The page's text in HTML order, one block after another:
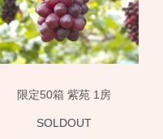
限定50箱 紫苑 1房
SOLDOUT